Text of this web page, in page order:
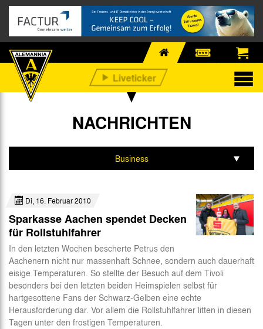
NACHRICHTEN
Nachwuchs
Business
Fan-Infos
Abteilungen
Futsal
eSports
Di, 16. Februar 2010
Sparkasse Aachen spendet Decken
für Rollstuhlfahrer
In den letzten Wochen bescherte Petrus den
Aachenern nicht nur massenhaft Schnee, sondern auch dauerhaft
eisige Temperaturen. So stellte der Besuch auf dem Tivoli
besonders bei den letzten beiden Heimspielen selbst für
hartgesottene Fans der Schwarz-Gelben eine echte
Herausforderung dar. Vor allem die Rollstuhlfahrer litten in diesen
Tagen unter den frostigen Temperaturen.